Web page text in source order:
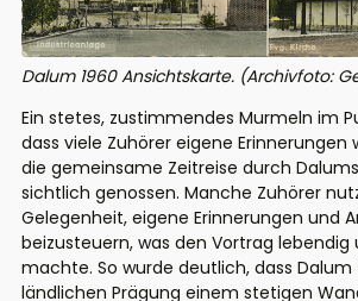
Dalum 1960 Ansichtskarte. (Archivfoto:
Ein stetes, zustimmendes Murmeln im
dass viele Zuhörer eigene Erinnerungen
die gemeinsame Zeitreise durch Dalums
sichtlich genossen. Manche Zuhörer
Gelegenheit, eigene Erinnerungen und
beizusteuern, was den Vortrag lebendig
machte. So wurde deutlich, dass Dalum
ländlichen Prägung einem stetigen